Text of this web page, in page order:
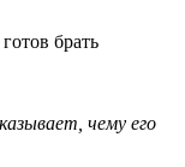
брать
чему его